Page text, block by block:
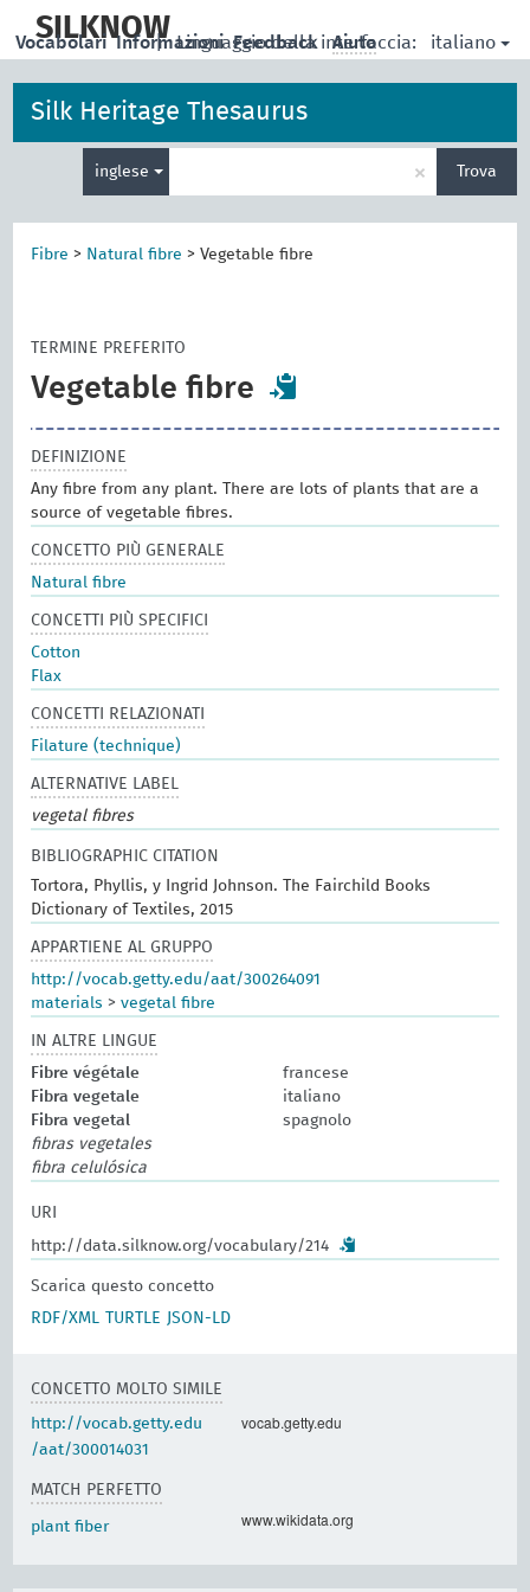
main
SILKNOW
| Linguaggio della interfaccia: italiano
Vocabolari Informazioni Feedback Aiuto
Silk Heritage Thesaurus
inglese
per
la
× Trova
Fibre > Natural fibre >Vegetable fibre
TERMINE PREFERITO
Vegetable fibre
DEFINIZIONE
Any fibre from any plant. There are lots of plants that are a
source of vegetable fibres.
CONCETTO PIÙ GENERALE
Natural fibre
CONCETTI PIÙ SPECIFICI
Cotton
Flax
CONCETTI RELAZIONATI
Filature (technique)
ALTERNATIVE LABEL
vegetal fibres
BIBLIOGRAPHIC CITATION
Tortora, Phyllis, y Ingrid Johnson. The Fairchild Books
Dictionary of Textiles, 2015
APPARTIENE AL GRUPPO
http://vocab.getty.edu/aat/300264091
materials >vegetal fibre
IN ALTRE LINGUE
Fibre végétale
francese
Fibra vegetale
italiano
Fibra vegetal
spagnolo
fibras vegetales
fibra celulósica
URI
http://data.silknow.org/vocabulary/214
Scarica questo concetto
RDF/XML
TURTLE JSON-LD
CONCETTO MOLTO SIMILE
http://vocab.getty.edu
/aat/300014031
vocab.getty.edu
MATCH PERFETTO
plant fiber www.wikidata.org